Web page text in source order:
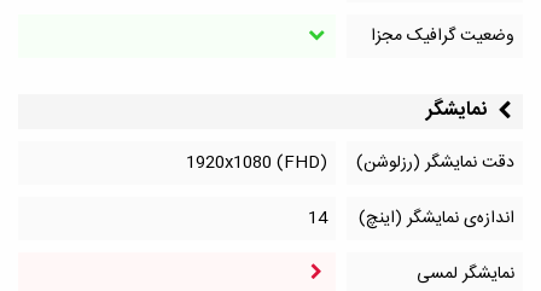
وضعیت گرافیک مجزا
نمایشگر
دقت نمایشگر (رزلوشن)
1920x1080 (FHD)
اندازه‌ی نمایشگر (اینچ)
14
نمایشگر لمسی